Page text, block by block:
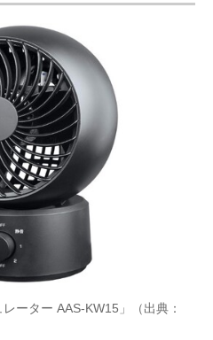
ーター AAS-KW15」（出典：